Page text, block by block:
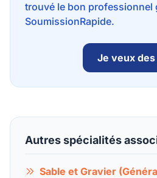
trouvé le bon professionnel
SoumissionRapide.
Je veux
Autres spécialités
Sable et Gravier